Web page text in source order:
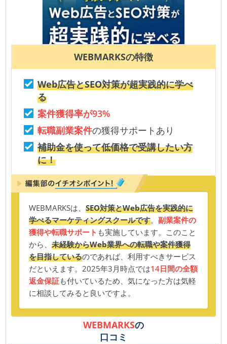
WEBMARKSの特徴
Web広告とSEO対策が超実践的に学べ
る
案件獲得率が93%
転職副業案件の獲得サポートあり
補助金を使って低価格で受講したい方
に！
WEBMARKSは、SEO対策とWeb広告を実践的に
学べるマーケティングスクールです。副業案件の
獲得や転職サポート も実施しています。このこと
から、未経験からWeb業界への転職や案件獲得
を目指しているのであれば、利用すべきサービス
だといえます。2025年3月時点では14日間の全額
返金保証も付いているため、気になった方は気軽
に相談してみると良いですよ。
WEBMARKSの
口コミ